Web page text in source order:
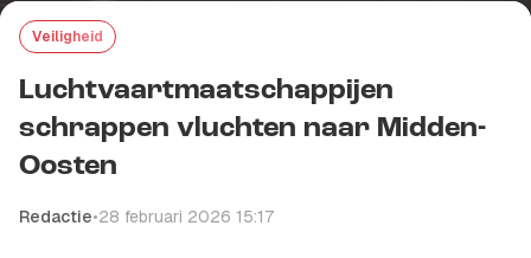
Veiligheid
Luchtvaartmaatschappijen
schrappen vluchten naar Midden-
Oosten
Redactie•28 februari 2026 15:17